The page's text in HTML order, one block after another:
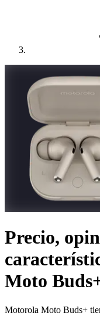
Precio,
Moto
Motorola Moto Buds+